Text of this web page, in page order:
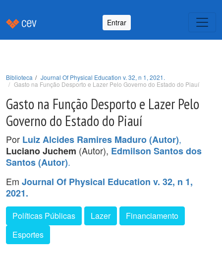
Entrar
Biblioteca
Journal Of Physical Education v. 32, n 1, 2021.
Gasto na Função Desporto e Lazer Pelo Governo do Estado do Piauí
Gasto na Função Desporto e Lazer Pelo
Governo do Estado do Piauí
Por Luiz Alcides Ramires Maduro (Autor),
Luciano Juchem (Autor), Edmilson Santos dos
Santos (Autor).
Em Journal Of Physical Education v. 32, n 1,
2021.
Políticas Públicas Lazer
Financiamento
Esportes